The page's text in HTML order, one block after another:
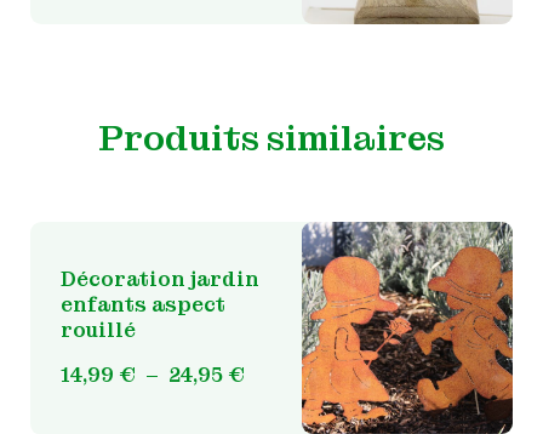
Produits similaires
Ce
produit
a
plusieurs
Décoration jardin
enfants aspect
rouillé
14,99 € – 24,95 €Plage